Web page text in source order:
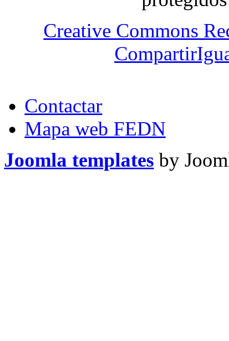
Creative Commons
Contactar
Mapa web FEDN
Joomla templates by